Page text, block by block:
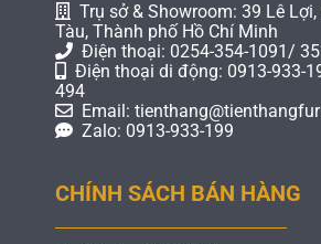
Trụ sở & Showroom: 39 Lê
Tàu, Thành phố Hồ Chí Minh
Điện thoại: 0254-354-1091/
Điện thoại di động: 0913-933-
494
Email:
Zalo: 0913-933-199
CHÍNH SÁCH BÁN HÀNG